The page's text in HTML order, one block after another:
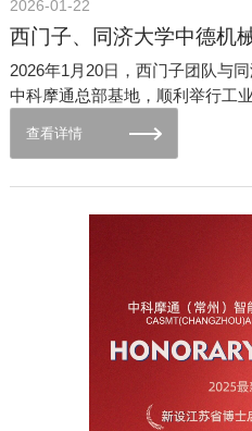
2026-01-22
2026年1月20日，西门子团队与
中科摩通总部基地，顺利举行工
技术骨干团队齐聚一堂，围绕工
展理念，初步达成合作意向，为
携手深耕高端智能制造市场筑牢
工业具身机器人作为核心装备，
方向迭代，急需产学研协同破解
术积淀，构建了覆盖工业具身机
相关技术已成功应用于汽车、电
查看详情